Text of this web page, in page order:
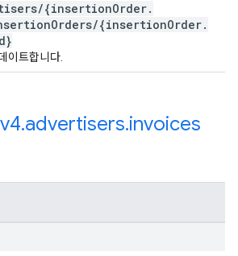
/{insertionOrder.
Orders/{insertionOrder.
이트합니다.
v4.advertisers.invoices